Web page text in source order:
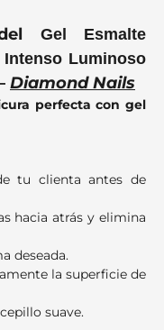
Gel Esmalte
Intenso Luminoso
Diamond Nails
perfecta con gel
tu clienta antes de
hacia atrás y elimina
deseada.
la superficie de
suave.